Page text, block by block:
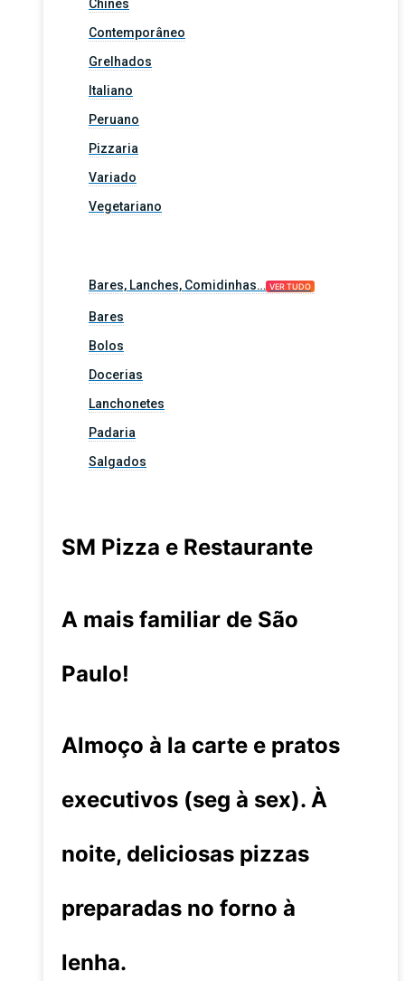
Chinês
Contemporâneo
Grelhados
Italiano
Peruano
Pizzaria
Variado
Vegetariano
Bares, Lanches, Comidinhas… VER TUDO
Bares
Bolos
Docerias
Lanchonetes
Padaria
Salgados
SM Pizza e Restaurante
A mais familiar de São
Paulo!
Almoço à la carte e pratos
executivos (seg à sex). À
noite, deliciosas pizzas
preparadas no forno à
lenha.